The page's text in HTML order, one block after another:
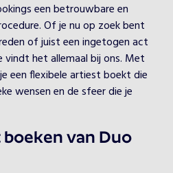
een betrouwbare en
Of je nu op zoek bent
of juist een ingetogen act
het allemaal bij ons. Met
een flexibele artiest boekt die
wensen en de sfeer die je
van Duo